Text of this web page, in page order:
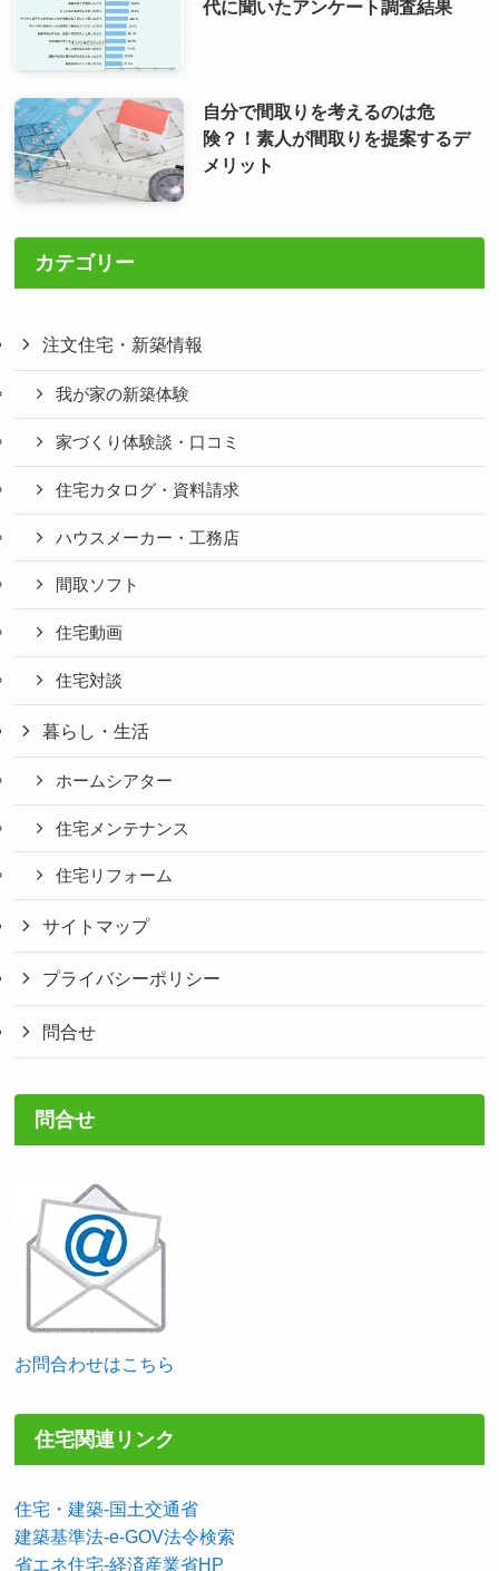
代に聞いたアンケート調査結果
自分で間取りを考えるのは危
険？！素人が間取りを提案するデ
メリット
カテゴリー
注文住宅・新築情報
我が家の新築体験
家づくり体験談・口コミ
住宅カタログ・資料請求
ハウスメーカー・工務店
間取ソフト
住宅動画
住宅対談
暮らし・生活
ホームシアター
住宅メンテナンス
住宅リフォーム
サイトマップ
プライバシーポリシー
問合せ
問合せ
お問合わせはこちら
住宅関連リンク
住宅・建築-国土交通省
建築基準法-e-GOV法令検索
省エネ住宅-経済産業省HP